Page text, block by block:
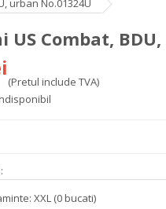
urban No.01324U
US Combat,
(Pretul include TVA)
XXL (0 bucati)